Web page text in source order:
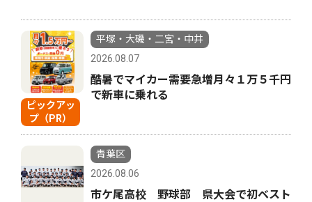
ピックアッ
プ（PR）
平塚・大磯・二宮・中井
2026.08.07
酷暑でマイカー需要急増月々１万５千円
で新車に乗れる
青葉区
2026.08.06
市ケ尾高校 野球部 県大会で初ベスト